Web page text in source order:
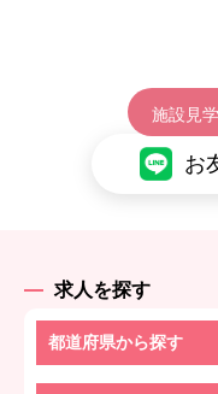
施設見
お
求人を探す
都道府県から探す